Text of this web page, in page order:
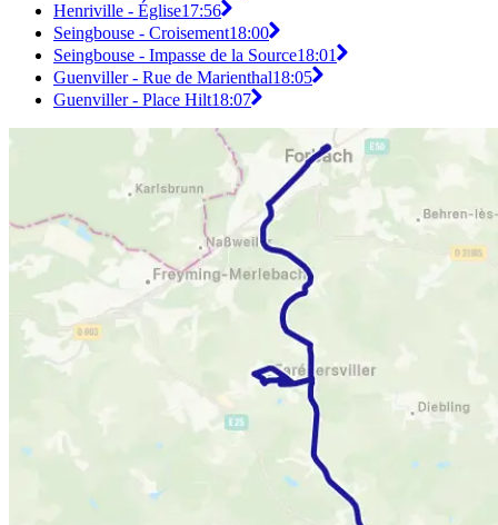
Henriville - Église17:56
Seingbouse - Croisement18:00
Seingbouse - Impasse de la Source18:01
Guenviller - Rue de Marienthal18:05
Guenviller - Place Hilt18:07